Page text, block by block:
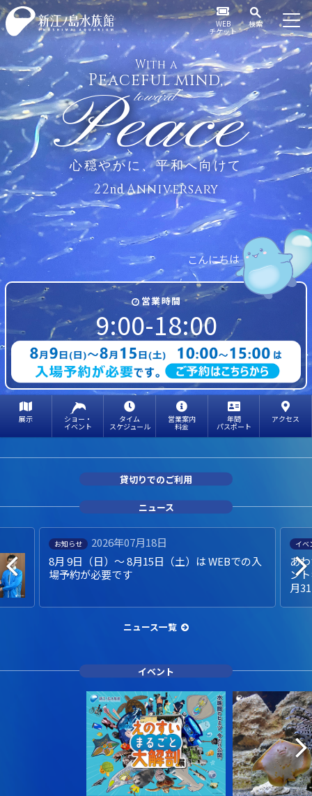
WEB
チケット
検索
With a
Peaceful mind,
toward
Peace
心穏やかに、平和へ向けて
22ndAnniversary
営業時間
9:00-18:00
こんにちは
展示 ショー・
イベント
タイム
スケジュール
営業案内
料金
年間
パスポート
アクセス
貸切りでのご利用
ニュース
お知らせ
2026年07月18日
8月 9日（日）～ 8月15日（土）は WEBでの入
場予約が必要です
イベ
あ
ン
月
ニュース一覧
イベント